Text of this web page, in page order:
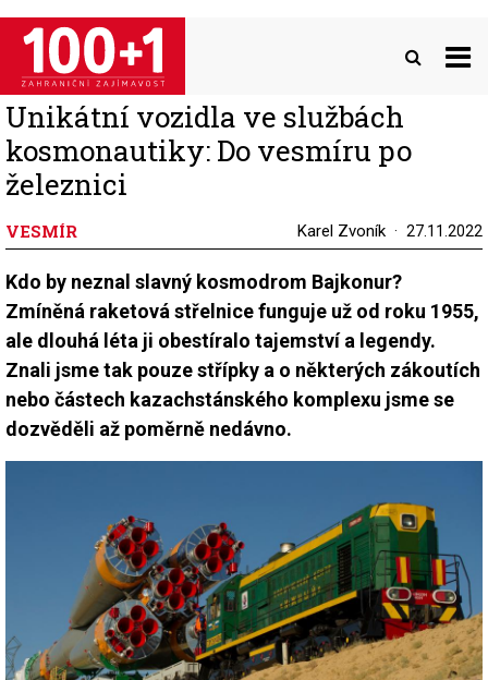
Přejít
hlavnímu
obsahu
Unikátní vozidla ve službách
kosmonautiky: Do vesmíru po
železnici
VESMÍR Karel Zvoník 27.11.2022
Kdo by neznal slavný kosmodrom Bajkonur?
Zmíněná raketová střelnice funguje už od roku 1955,
ale dlouhá léta ji obestíralo tajemství a legendy.
Znali jsme tak pouze střípky a o některých zákoutích
nebo částech kazachstánského komplexu jsme se
dozvěděli až poměrně nedávno.